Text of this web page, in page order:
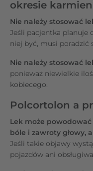
okresie
Nie należy stosować
Jeśli pacjentka planuje
niej być, musi poradzić
Nie należy stosować
ponieważ niewielkie
kobiecego.
Polcortolon a
Lek może
bóle i zawroty głowy,
Jeśli takie objawy
pojazdów ani